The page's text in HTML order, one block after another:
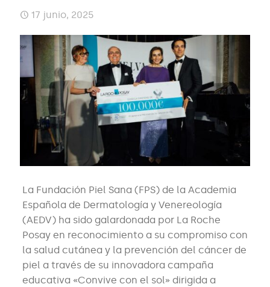
17 junio, 2025
La Fundación Piel Sana (FPS) de la Academia
Española de Dermatología y Venereología
(AEDV) ha sido galardonada por La Roche
Posay en reconocimiento a su compromiso con
la salud cutánea y la prevención del cáncer de
piel a través de su innovadora campaña
educativa «Convive con el sol» dirigida a